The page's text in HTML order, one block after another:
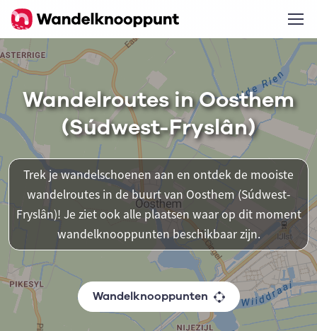
Wandelroutes in Oosthem
(Súdwest-Fryslân)
Trek je wandelschoenen aan en ontdek de mooiste
wandelroutes in de buurt van Oosthem (Súdwest-
Fryslân)! Je ziet ook alle plaatsen waar op dit moment
wandelknooppunten beschikbaar zijn.
Wandelknooppunten